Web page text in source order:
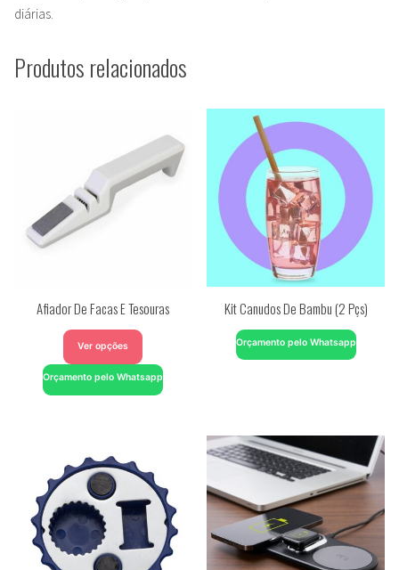
diárias.
Produtos relacionados
Afiador De Facas E Tesouras
Ver opções
Orçamento pelo Whatsapp
Kit Canudos De Bambu (2 Pçs)
Orçamento pelo Whatsapp